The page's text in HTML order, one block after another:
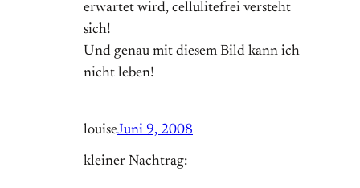
erwartet wird, cellulitefrei versteht
sich!
Und genau mit diesem Bild kann ich
nicht leben!
louiseJuni 9, 2008
kleiner Nachtrag: